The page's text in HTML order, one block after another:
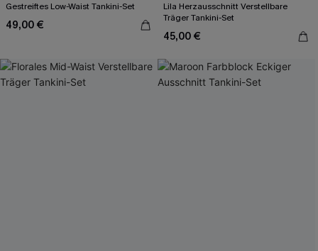
Gestreiftes Low-Waist Tankini-Set
49,00 €
Lila Herzausschnitt Verstellbare
Träger Tankini-Set
45,00 €